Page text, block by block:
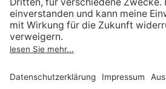
Act
Verträge hier kündigen
Impressum